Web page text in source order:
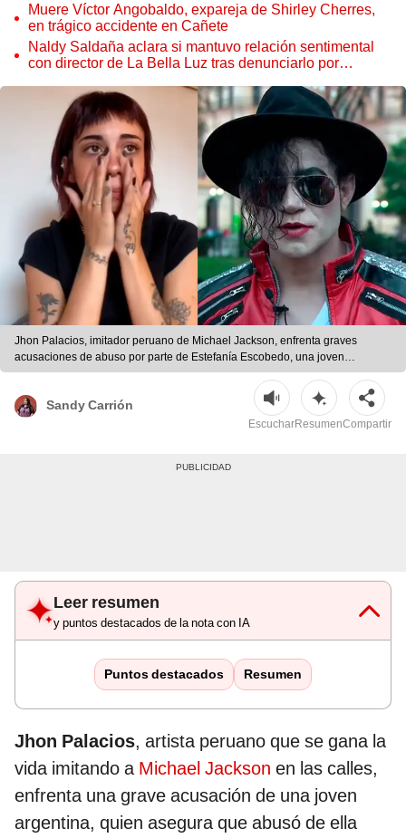
Muere Víctor Angobaldo, expareja de Shirley Cherres,
en trágico accidente en Cañete
Naldy Saldaña aclara si mantuvo relación sentimental
con director de La Bella Luz tras denunciarlo por
Jhon Palacios, imitador peruano de Michael Jackson, enfrenta graves
acusaciones de abuso por parte de Estefanía Escobedo, una joven
argentina que tenía 15 años en el momento del hecho. | Fotos:
Sandy Carrión
EscucharResumenCompartir
Leer resumen
y puntos destacados de la nota con IA
Puntos destacados Resumen
Jhon Palacios, artista peruano que se gana la
vida imitando a Michael Jackson en las calles,
enfrenta una grave acusación de una joven
argentina, quien asegura que abusó de ella